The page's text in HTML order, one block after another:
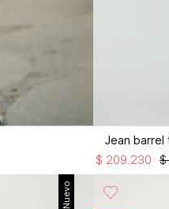
Jean barrel
$
$ 209.230
Nuevo